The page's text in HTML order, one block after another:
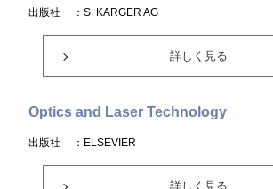
出版社 ：S. KARGER AG
詳しく見る
Optics and Laser Technology
出版社 ：ELSEVIER
詳しく見る